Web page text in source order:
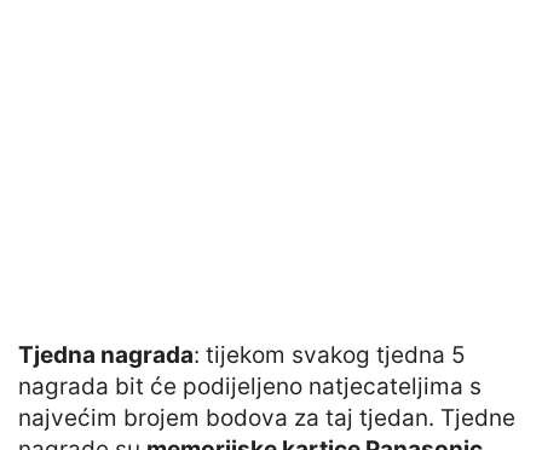
Tjedna nagrada: tijekom svakog tjedna 5
nagrada bit će podijeljeno natjecateljima s
najvećim brojem bodova za taj tjedan. Tjedne